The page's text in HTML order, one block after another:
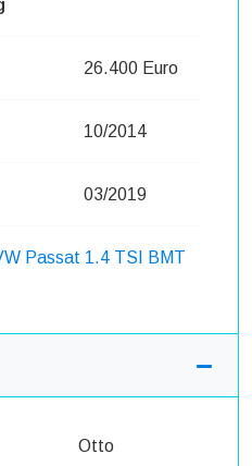
26.400 Euro
10/2014
03/2019
Passat 1.4 TSI BMT
Otto